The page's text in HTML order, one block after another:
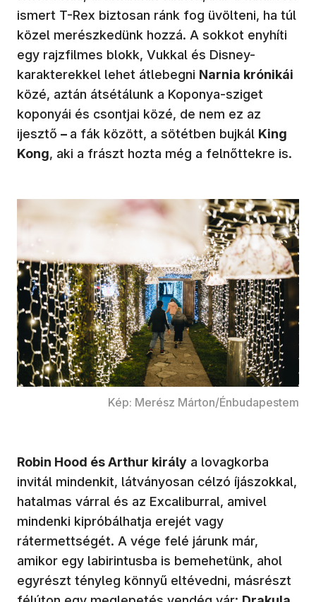
ismert T-Rex biztosan ránk fog üvölteni, ha túl
közel merészkedünk hozzá. A sokkot enyhíti
egy rajzfilmes blokk, Vukkal és Disney-
karakterekkel lehet átlebegni Narnia krónikái
közé, aztán átsétálunk a Koponya-sziget
koponyái és csontjai közé, de nem ez az
ijesztő – a fák között, a sötétben bujkál King
Kong, aki a frászt hozta még a felnőttekre is.
Kép: Merész Márton/Énbudapestem
Robin Hood és Arthur király a lovagkorba
invitál mindenkit, látványosan célzó íjászokkal,
hatalmas várral és az Excaliburral, amivel
mindenki kipróbálhatja erejét vagy
rátermettségét. A vége felé járunk már,
amikor egy labirintusba is bemehetünk, ahol
egyrészt tényleg könnyű eltévedni, másrészt